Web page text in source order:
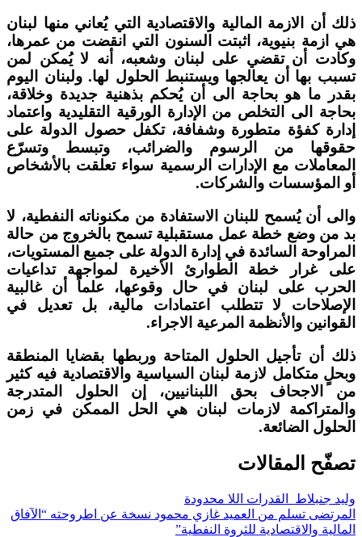
ذلك أن الازمة المالية والاقتصادية التي يُعاني منها لبنان
هي ازمة بنيوية، اثبتت السنون التي انقضت من عمرها،
وكادت أن تقضي على لبنان وشعبه، أنه لا يُمكن لمن
تسبب بها أن يعالجها ويستنبط الحلول لها. ولبنان اليوم
بقدر ما هو بحاجة الى أن يُحكم بذهنية جديدة وخلاقة،
بحاجة الى التخلص من الإدارة الورقية التقليدية واعتماد
إدارة كفؤة متطورة وشفافة، تكفل حصول الدولة على
حقوقها من الرسوم والضرائب، وتبسط وتسرّع
المعاملات مع الإدارات الرسمية سواء تعلقت بالأشخاص
أو المؤسسات والشركات.
والى أن يُسمح للبنان الاستفادة من مكنوناته النفطية، لا
بد من وضع خطة عمل مستقبلية تسمح بالخروج من حالة
المراوحة السائدة في إدارة الدولة على جميع المستويات،
على غرار خطة الطوارئ الأخيرة لمواجهة تداعيات
الحرب على لبنان في حال وقوعها، علماً أن غالبية
الإصلاحات لا تتطلب اعتمادات مالية، بل تعديل في
القوانين والأنظمة المرعية الاجراء.
ذلك أن تأجيل الحلول المتاحة وربطها بقضايا المنطقة
وبحلٍ متكامل لازمة لبنان السياسية والاقتصادية فيه كثير
من الاجحاف بحق اللبنانيين، إن الحلول المتدرجة
والمتراكمة لازمات لبنان هي الحل الممكن في زمن
الحلول الضائعة.
تصفّح المقالات
وليد جنبلاط القدرات اللا محدودة
المرتضى تسلم من العميد غازي محمود نسخة عن اطروحته “الآفاق
المالية والاقتصادية للثروة النفطية”